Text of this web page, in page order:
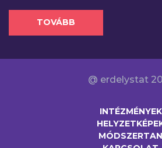
TOVÁBB
@ erdelystat
INTÉZMÉNYEK
MÓDSZERTAN